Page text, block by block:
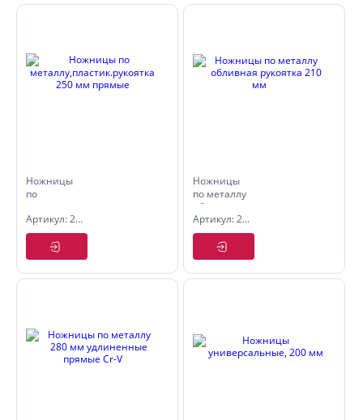
Ножницы
по
250 мм
прямые
Артикул: 2555014
Ножницы
по металлу
обливная
рукоятка
210 мм
Артикул: 2555005